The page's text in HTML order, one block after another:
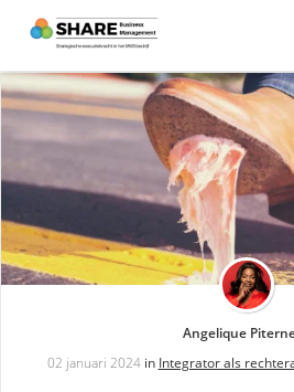
Angelique
02 januari 2024 in Integrator als